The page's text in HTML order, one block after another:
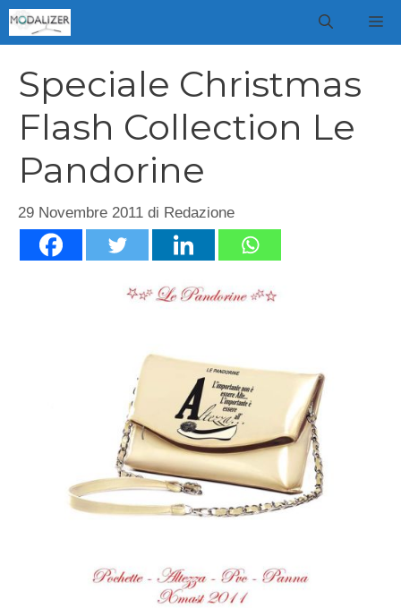
Vai
al
Speciale Christmas
Flash Collection Le
Pandorine
29 Novembre 2011 di Redazione